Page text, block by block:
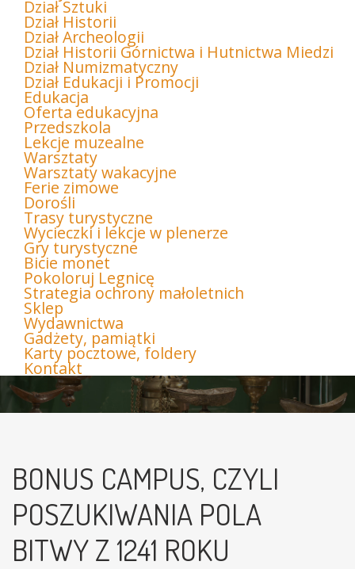
Dział Sztuki
Dział Historii
Dział Archeologii
Dział Historii Górnictwa i Hutnictwa Miedzi
Dział Numizmatyczny
Dział Edukacji i Promocji
Edukacja
Oferta edukacyjna
Przedszkola
Lekcje muzealne
Warsztaty
Warsztaty wakacyjne
Ferie zimowe
Dorośli
Trasy turystyczne
Wycieczki i lekcje w plenerze
Gry turystyczne
Bicie monet
Pokoloruj Legnicę
Strategia ochrony małoletnich
Sklep
Wydawnictwa
Gadżety, pamiątki
Karty pocztowe, foldery
Kontakt
BONUS CAMPUS, CZYLI
POSZUKIWANIA POLA
BITWY Z 1241 ROKU